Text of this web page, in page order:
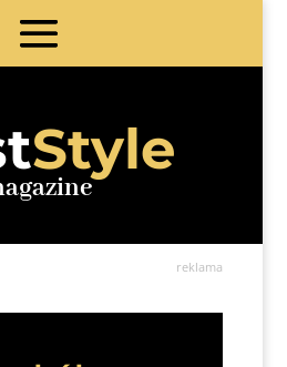
Style
reklama